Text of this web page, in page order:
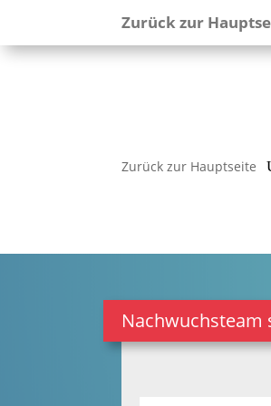
Zurück zur Hauptseite
Zurück zur
Nachwuchsteam